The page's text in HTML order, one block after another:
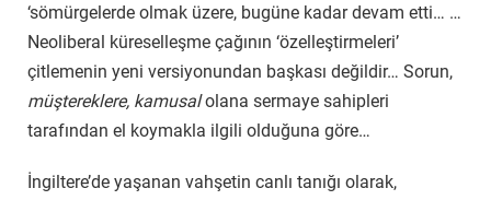
‘sömürgelerde olmak üzere, bugüne kadar devam etti… …
Neoliberal küreselleşme çağının ‘özelleştirmeleri’
çitlemenin yeni versiyonundan başkası değildir… Sorun,
müştereklere, kamusalolana sermaye sahipleri
tarafından el koymakla ilgili olduğuna göre…
İngiltere’de yaşanan vahşetin canlı tanığı olarak,